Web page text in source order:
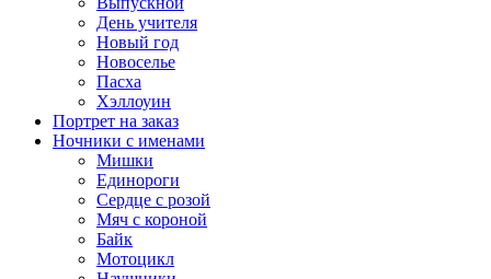
День учителя
Новый год
Новоселье
Пасха
Хэллоуин
Портрет на заказ
Ночники с именами
Мишки
Единороги
Сердце с розой
Мяч с короной
Байк
Мотоцикл